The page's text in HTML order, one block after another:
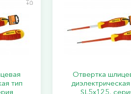
тип
Отвертка
диэлектрическая
SL5х125,